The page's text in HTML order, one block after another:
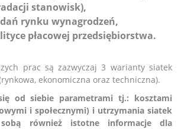
stanowisk),
rynku wynagrodzeń,
płacowej przedsiębiorstwa.
prac są zazwyczaj 3 warianty siatek
ekonomiczna oraz techniczna).
od siebie parametrami tj.: kosztami
i społecznymi) i utrzymania siatek
również istotne informacje dla